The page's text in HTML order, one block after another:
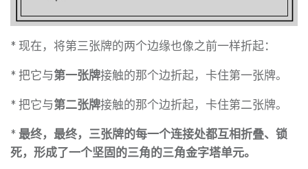
* 现在，将第三张牌的两个边缘也像之前一样折起：
* 把它与第一张牌接触的那个边折起，卡住第一张牌。
* 把它与第二张牌接触的那个边折起，卡住第二张牌。
* 最终，最终，三张牌的每一个连接处都互相折叠、锁
死，形成了一个坚固的三角的三角金字塔单元。